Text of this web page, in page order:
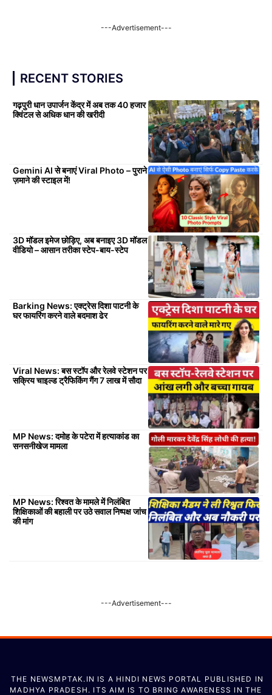
---Advertisement---
RECENT STORIES
गढ़पुरी धान उपार्जन केंद्र में अब तक 40 हजार
क्विंटल से अधिक धान की खरीदी
Gemini AI से बनाएं Viral Photo – पुराने
ज़माने की स्टाइल में!
3D मॉडल इमेज छोड़िए, अब बनाइए 3D मॉडल
वीडियो – आसान तरीका स्टेप-बाय-स्टेप
Barking News: एक्ट्रेस दिशा पाटनी के
घर फायरिंग करने वाले बदमाश ढेर
Viral News: बस स्टॉप और रेलवे स्टेशन पर
सक्रिय चाइल्ड ट्रैफिकिंग गैंग 7 लाख में सौदा
MP News: दमोह के पटेरा में हत्याकांड का
सनसनीखेज मामला
MP News: रिश्वत के मामले में निलंबित
शिक्षिकाओं की बहाली पर उठे सवाल निष्पक्ष जांच
की मांग
---Advertisement---
THE NEWSMPTAK.IN IS A HINDI NEWS PORTAL PUBLISHED IN
MADHYA PRADESH. ITS AIM IS TO BRING AWARENESS IN THE